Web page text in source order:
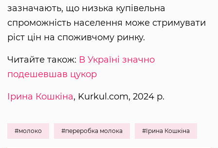
зазначають, що низька купівельна
спроможність населення може стримувати
ріст цін на споживчому ринку.
Читайте також: В Україні значно
подешевшав цукор
Ірина Кошкіна, Kurkul.com, 2024 р.
#молоко #переробка молока #Ірина Кошкіна